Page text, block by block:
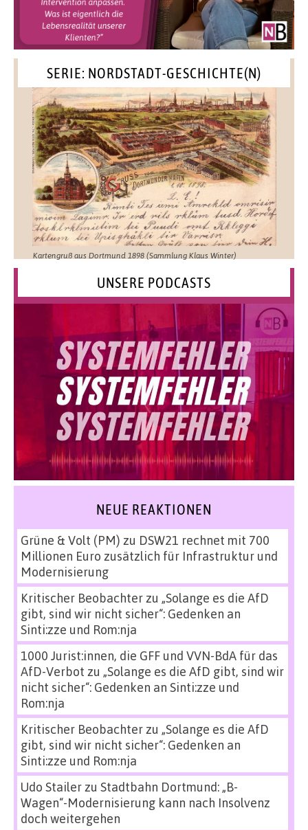
SERIE: NORDSTADT-GESCHICHTE(N)
Kartengruß aus Dortmund 1898 (Sammlung Klaus Winter)
UNSERE PODCASTS
NEUE REAKTIONEN
Grüne & Volt (PM) zu DSW21 rechnet mit 700
Millionen Euro zusätzlich für Infrastruktur und
Modernisierung
Kritischer Beobachterzu „Solange es die AfD
gibt, sind wir nicht sicher“: Gedenken an
Sinti:zze und Rom:nja
1000 Jurist:innen, die GFF und VVN-BdA für das
AfD-Verbot zu „Solange es die AfD gibt, sind wir
nicht sicher“: Gedenken an Sinti:zze und
Rom:nja
Kritischer Beobachterzu „Solange es die AfD
gibt, sind wir nicht sicher“: Gedenken an
Sinti:zze und Rom:nja
Udo Stailerzu Stadtbahn Dortmund: „B-
Wagen“-Modernisierung kann nach Insolvenz
doch weitergehen